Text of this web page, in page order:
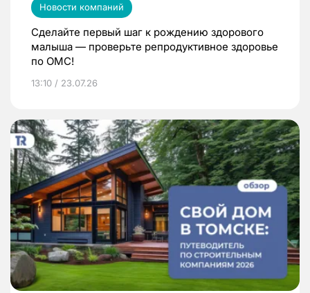
Новости компаний
Сделайте первый шаг к рождению здорового
малыша — проверьте репродуктивное здоровье
по ОМС!
13:10 / 23.07.26